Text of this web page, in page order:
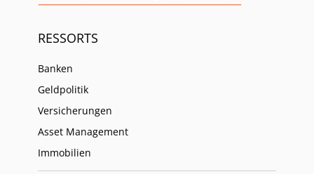
RESSORTS
Banken
Geldpolitik
Versicherungen
Asset Management
Immobilien